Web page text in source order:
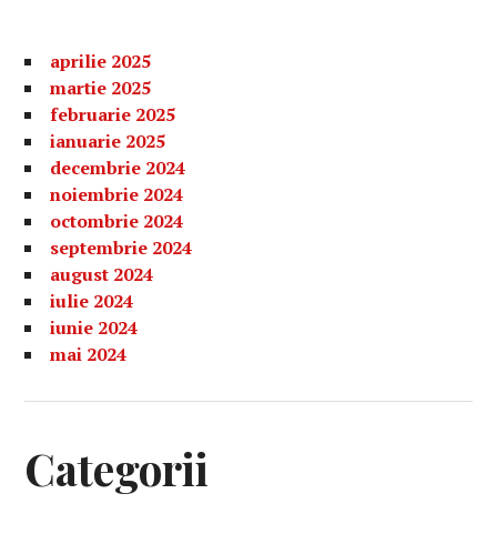
aprilie 2025
martie 2025
februarie 2025
ianuarie 2025
decembrie 2024
noiembrie 2024
octombrie 2024
septembrie 2024
august 2024
iulie 2024
iunie 2024
mai 2024
Categorii